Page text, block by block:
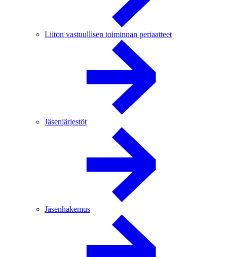
Liiton vastuullisen toiminnan periaatteet
Jäsenjärjestöt
Jäsenhakemus